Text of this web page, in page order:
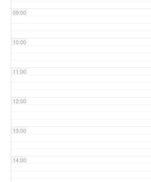
09:00
10:00
11:00
12:00
13:00
14:00